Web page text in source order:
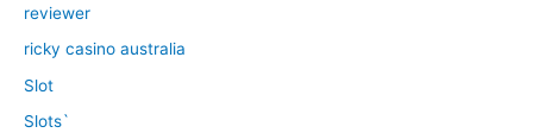
reviewer
ricky casino australia
Slot
Slots`